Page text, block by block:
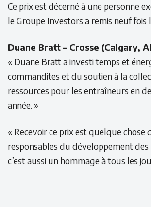
Ce prix est décerné à une personne
le Groupe Investors a remis neuf
Duane Bratt – Crosse (Calgary,
« Duane Bratt a investi temps et
commandites et du soutien à la
ressources pour les entraîneurs en
année. »
« Recevoir ce prix est quelque
responsables du développement des
c’est aussi un hommage à tous les